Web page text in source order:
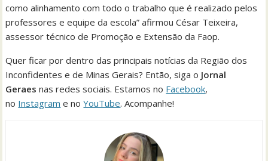
como alinhamento com todo o trabalho que é realizado pelos
professores e equipe da escola” afirmou César Teixeira,
assessor técnico de Promoção e Extensão da Faop.
Quer ficar por dentro das principais notícias da Região dos
Inconfidentes e de Minas Gerais? Então, siga o Jornal
Geraesnas redes sociais. Estamos no Facebook,
no Instagram e noYouTube. Acompanhe!